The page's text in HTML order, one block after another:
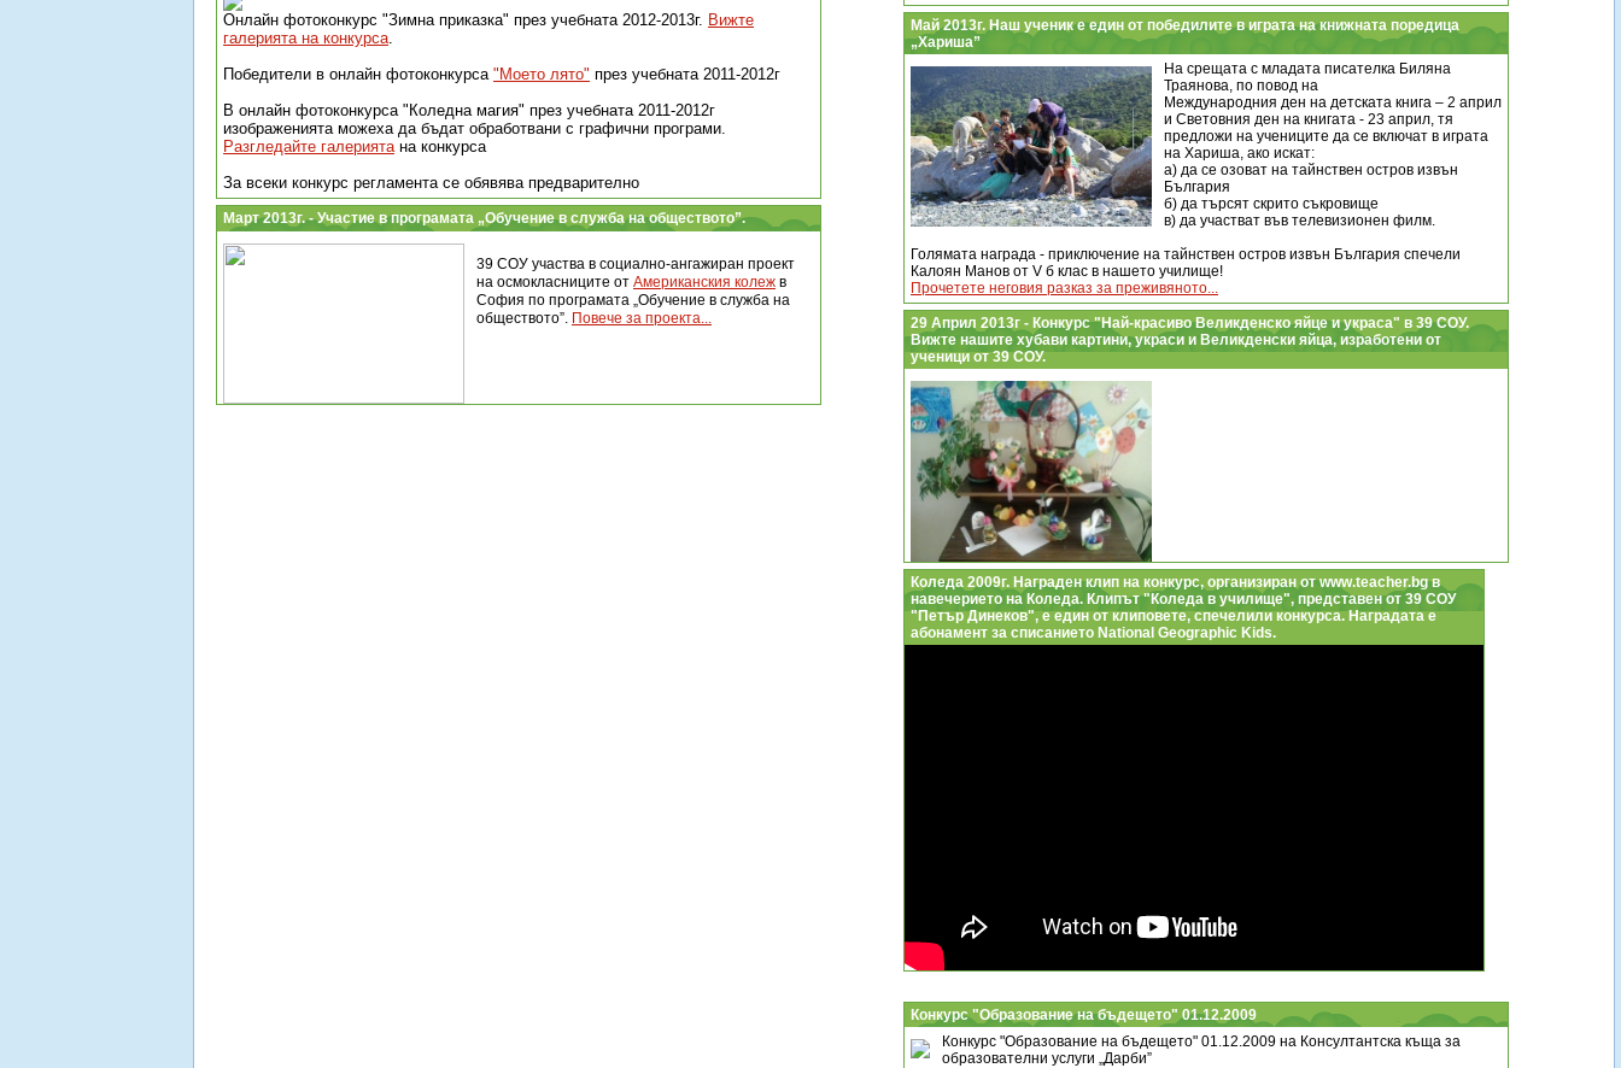
Онлайн фотоконкурс "Зимна приказка" през учебната 2012-2013г. Вижте
галерията на конкурса.
Победители в онлайн фотоконкурса "Моето лято" през учебната 2011-2012г
В онлайн фотоконкурса "Коледна магия" през учебната 2011-2012г
изображенията можеха да бъдат обработвани с графични програми.
Разгледайте галерията на конкурса
За всеки конкурс регламента се обявява предварително
Март 2013г. - Участие в програмата „Обучение в служба на обществото”.
39 СОУ участва в социално-ангажиран проект
на осмокласниците от Американския колеж в
София по програмата „Обучение в служба на
обществото”. Повече за проекта...
Май 2013г. Наш ученик е един от победилите в играта на книжната поредица
„Хариша”
На срещата с младата писателка Биляна
Траянова, по повод на
Международния ден на детската книга – 2 април
и Световния ден на книгата - 23 април, тя
предложи на учениците да се включат в играта
на Хариша, ако искат:
а) да се озоват на тайнствен остров извън
България
б) да търсят скрито съкровище
в) да участват във телевизионен филм.
Голямата награда - приключение на тайнствен остров извън България спечели
Калоян Манов от V б клас в нашето училище!
Прочетете неговия разказ за преживяното...
29 Април 2013г - Конкурс "Най-красиво Великденско яйце и украса" в 39 СОУ.
Вижте нашите хубави картини, украси и Великденски яйца, изработени от
ученици от 39 СОУ.
Коледа 2009г. Награден клип на конкурс, организиран от www.teacher.bg в
навечерието на Коледа. Клипът "Коледа в училище", представен от 39 СОУ
"Петър Динеков", е един от клиповете, спечелили конкурса. Наградата е
абонамент за списанието National Geographic Kids.
Конкурс "Образование на бъдещето" 01.12.2009
Конкурс "Образование на бъдещето" 01.12.2009 на Консултантска къща за
образователни услуги „Дарби”